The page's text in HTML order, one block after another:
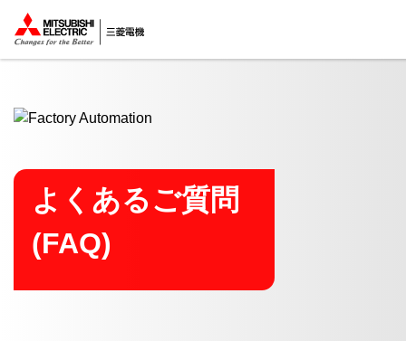
ここから本文
よくあるご質問
(FAQ)